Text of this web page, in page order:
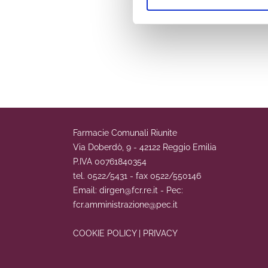
Farmacie Comunali Riunite
Via Doberdò, 9 - 42122 Reggio Emilia
P.IVA 00761840354
tel. 0522/5431 - fax 0522/550146
Email: dirgen@fcr.re.it - Pec:
fcr.amministrazione@pec.it
COOKIE POLICY| PRIVACY